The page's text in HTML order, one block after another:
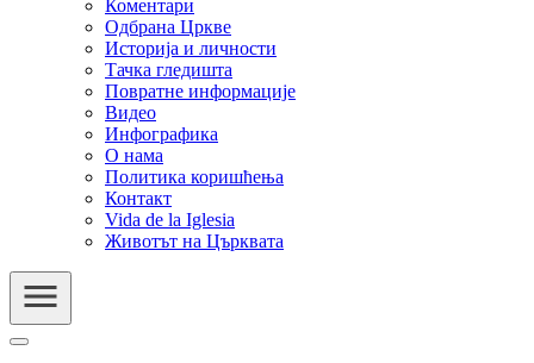
Коментари
Одбрана Цркве
Историја и личности
Тачка гледишта
Повратне информације
Видео
Инфографика
О нама
Политика коришћења
Контакт
Vida de la Iglesia
Животът на Църквата